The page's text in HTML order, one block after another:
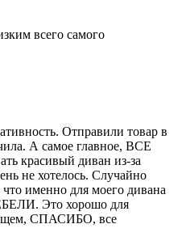
всего самого
Отправили товар в
А самое главное, ВСЕ
красивый диван из-за
не хотелось. Случайно
именно для моего дивана
Это хорошо для
СПАСИБО, все